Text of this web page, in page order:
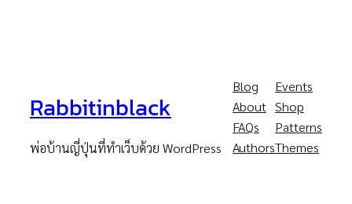
Rabbitinblack
พ่อบ้านญี่ปุ่นที่ทำเว็บด้วย WordPress
Blog
About
FAQs
Authors
Events
Shop
Patterns
Themes